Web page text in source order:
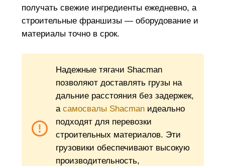
получать свежие ингредиенты ежедневно, а
строительные франшизы — оборудование и
материалы точно в срок.
Надежные тягачи Shacman
позволяют доставлять грузы на
дальние расстояния без задержек,
а самосвалы Shacmanидеально
подходят для перевозки
строительных материалов. Эти
грузовики обеспечивают высокую
производительность,